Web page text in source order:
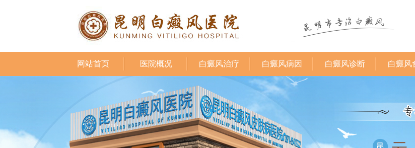
网站首页 医院概况 白癜风治疗 白癜风病因 白癜风诊断 白癜风